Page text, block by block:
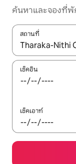
ค้นหาและจองที่พั
สถานที่
ใช้ลูกศรขึ้นลง หรื
เช็คอิน
เช็คเอาท์